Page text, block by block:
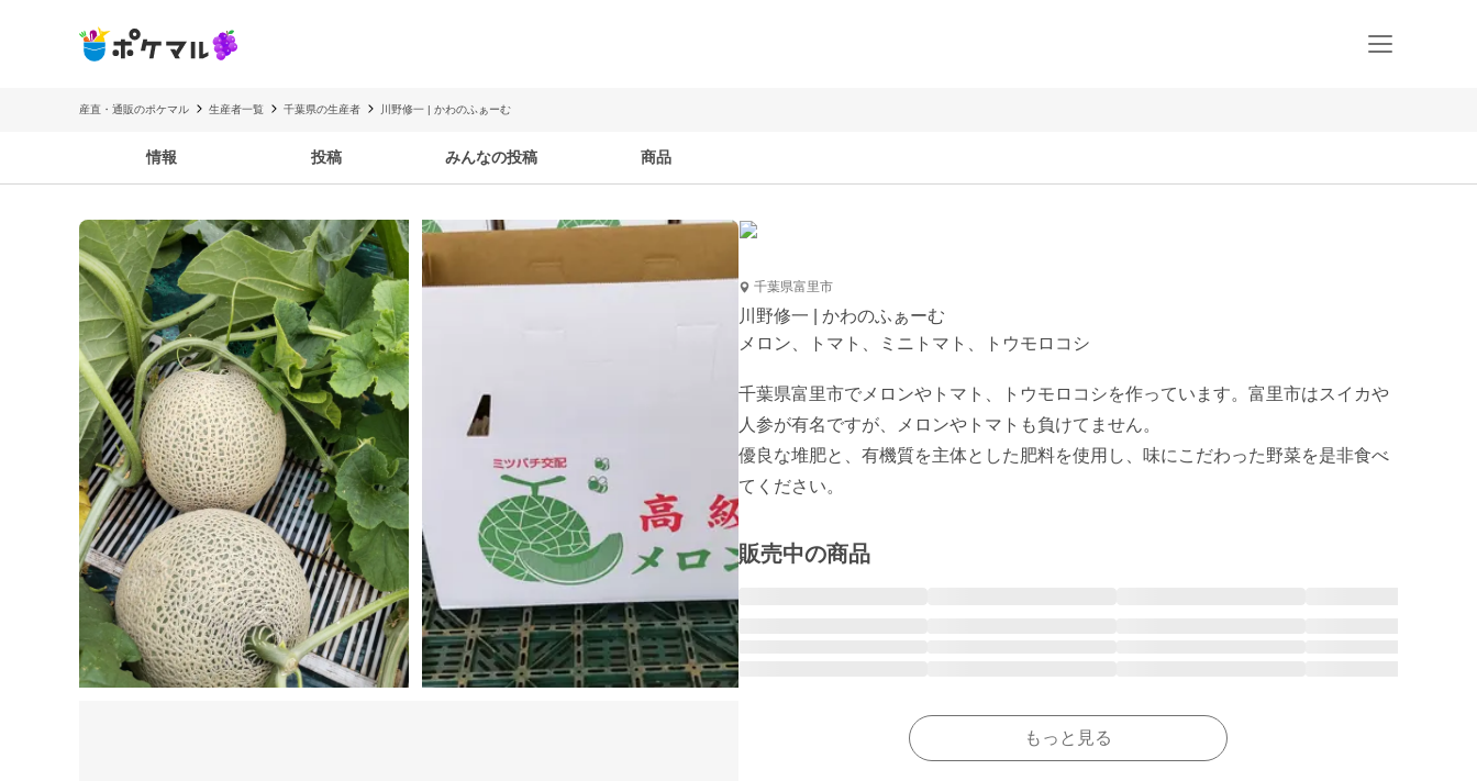
産直・通販のポケマル 生産者一覧 千葉県の生産者 川野修一 | かわのふぁーむ
情報 投稿 みんなの投稿 商品
千葉県富里市
川野修一 | かわのふぁーむ
メロン、トマト、ミニトマト、トウモロコシ
千葉県富里市でメロンやトマト、トウモロコシを作っています。富里市はスイカや
人参が有名ですが、メロンやトマトも負けてません。
優良な堆肥と、有機質を主体とした肥料を使用し、味にこだわった野菜を是非食べ
てください。
販売中の商品
もっと見る